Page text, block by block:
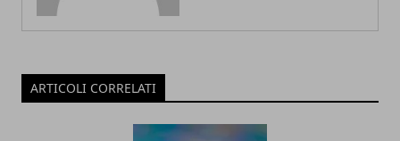
ARTICOLI CORRELATI